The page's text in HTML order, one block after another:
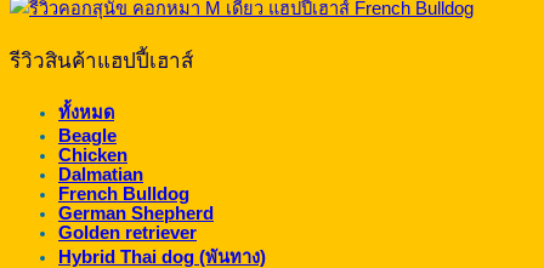
รีวิวสินค้าแฮปปี้เฮาส์
ทั้งหมด
Beagle
Chicken
Dalmatian
French Bulldog
German Shepherd
Golden retriever
Hybrid Thai dog (พันทาง)